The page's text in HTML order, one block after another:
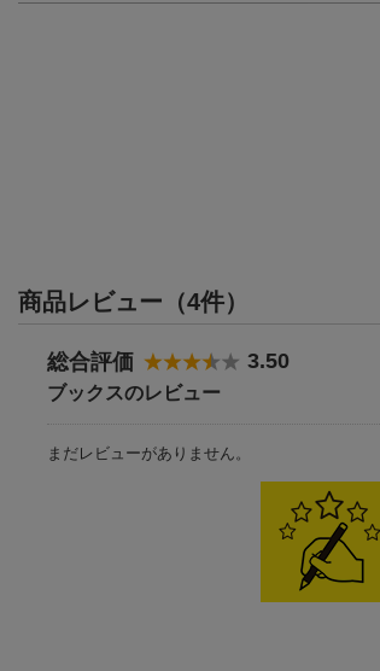
商品レビュー（4件）
総合評価 3.50
ブックスのレビュー
まだレビューがありません。